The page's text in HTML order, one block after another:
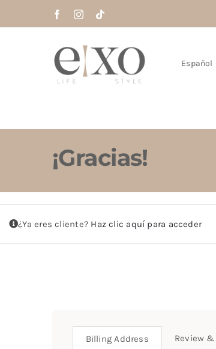
al
Español
¡Gracias!
¿Ya eres cliente? Haz clic aquí para acceder
Billing Address Review